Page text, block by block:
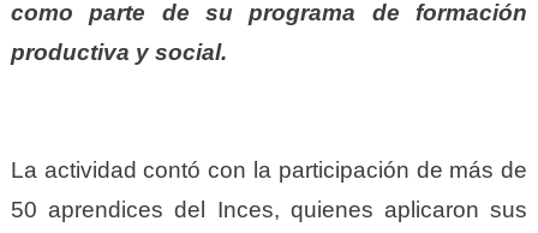
como parte de su programa de formación
productiva y social.
La actividad contó con la participación de más de
50 aprendices del Inces, quienes aplicaron sus